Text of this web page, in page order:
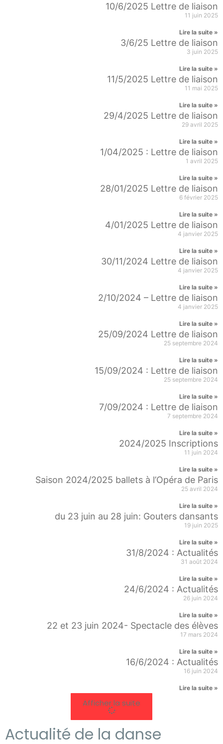
10/6/2025 Lettre de liaison
11 juin 2025
Lire la suite »
3/6/25 Lettre de liaison
3 juin 2025
Lire la suite »
11/5/2025 Lettre de liaison
11 mai 2025
Lire la suite »
29/4/2025 Lettre de liaison
29 avril 2025
Lire la suite »
1/04/2025 : Lettre de liaison
1 avril 2025
Lire la suite »
28/01/2025 Lettre de liaison
6 février 2025
Lire la suite »
4/01/2025 Lettre de liaison
4 janvier 2025
Lire la suite »
30/11/2024 Lettre de liaison
4 janvier 2025
Lire la suite »
2/10/2024 – Lettre de liaison
4 janvier 2025
Lire la suite »
25/09/2024 Lettre de liaison
25 septembre 2024
Lire la suite »
15/09/2024 : Lettre de liaison
25 septembre 2024
Lire la suite »
7/09/2024 : Lettre de liaison
7 septembre 2024
Lire la suite »
2024/2025 Inscriptions
11 juin 2024
Lire la suite »
Saison 2024/2025 ballets à l’Opéra de Paris
25 avril 2024
Lire la suite »
du 23 juin au 28 juin: Gouters dansants
19 juin 2025
Lire la suite »
31/8/2024 : Actualités
31 août 2024
Lire la suite »
24/6/2024 : Actualités
26 juin 2024
Lire la suite »
22 et 23 juin 2024- Spectacle des élèves
17 mars 2024
Lire la suite »
16/6/2024 : Actualités
16 juin 2024
Lire la suite »
Afficher la suite
Actualité de la danse